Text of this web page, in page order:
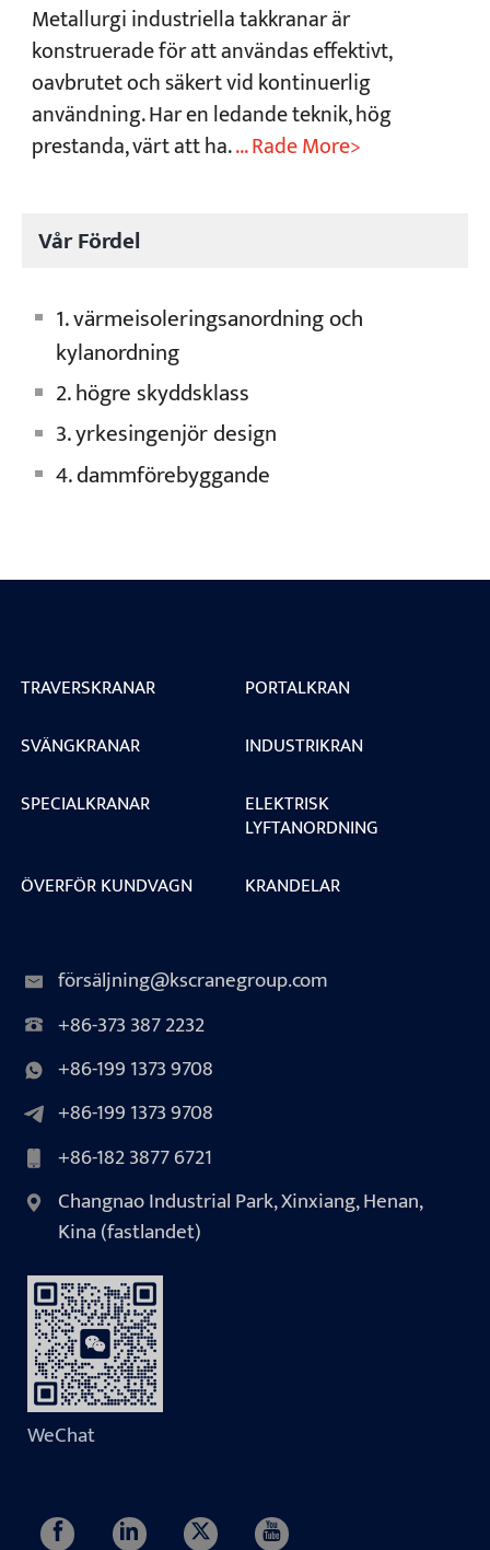
Metallurgi industriella takkranar är
konstruerade för att användas effektivt,
oavbrutet och säkert vid kontinuerlig
användning. Har en ledande teknik, hög
prestanda, värt att ha.... Rade More>
Vår Fördel
1. värmeisoleringsanordning och
kylanordning
2. högre skyddsklass
3. yrkesingenjör design
4. dammförebyggande
TRAVERSKRANAR
PORTALKRAN
SVÄNGKRANAR
INDUSTRIKRAN
SPECIALKRANAR
ELEKTRISK
LYFTANORDNING
ÖVERFÖR KUNDVAGN
KRANDELAR
försäljning@kscranegroup.com
+86-373 387 2232
+86-199 1373 9708
+86-199 1373 9708
+86-182 3877 6721
Changnao Industrial Park, Xinxiang, Henan,
Kina (fastlandet)
WeChat